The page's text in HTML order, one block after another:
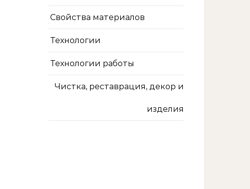
Свойства материалов
Технологии
Технологии работы
Чистка, реставрация, декор и
изделия